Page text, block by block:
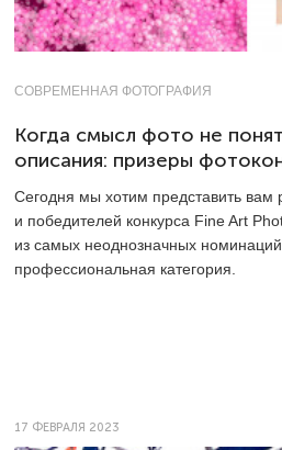
СОВРЕМЕННАЯ ФОТОГРАФИЯ
Когда смысл фото не
описания: призеры
Сегодня мы хотим представить вам
и победителей конкурса Fine Art
из самых неоднозначных
профессиональная категория.
17 ФЕВРАЛЯ 2023